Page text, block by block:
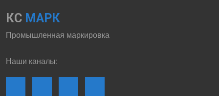
КС МАРК
Промышленная маркировка
Наши каналы: